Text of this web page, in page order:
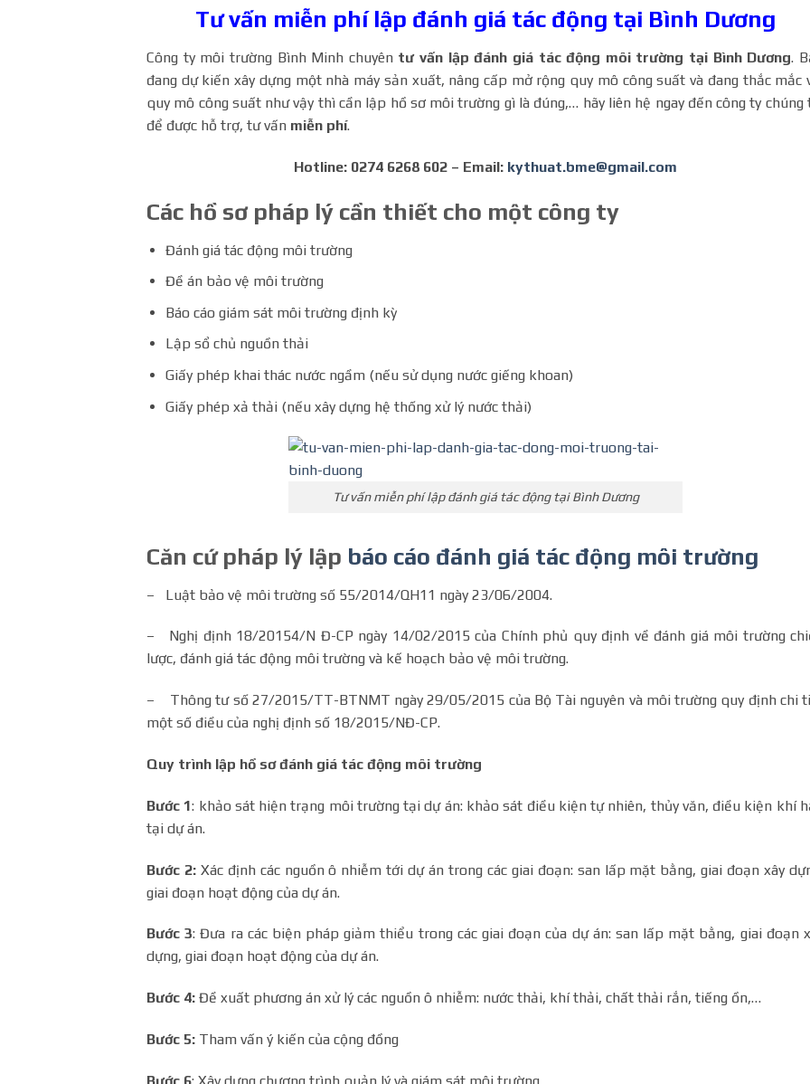
Tư vấn miễn phí lập đánh giá tác động tại Bình Dương
Công ty môi trường Bình Minh chuyên tư vấn lập đánh giá tác động môi trường tại Bình Dương.
đang dự kiến xây dựng một nhà máy sản xuất, nâng cấp mở rộng quy mô công suất và đang thắc mắc
quy mô công suất như vậy thì cần lập hồ sơ môi trường gì là đúng,… hãy liên hệ ngay đến công ty chúng
để được hỗ trợ, tư vấn miễn phí.
Hotline: 0274 6268 602 – Email: kythuat.bme@gmail.com
Các hồ sơ pháp lý cần thiết cho một công ty
Đánh giá tác động môi trường
Đề án bảo vệ môi trường
Báo cáo giám sát môi trường định kỳ
Lập sổ chủ nguồn thải
Giấy phép khai thác nước ngầm (nếu sử dụng nước giếng khoan)
Giấy phép xả thải (nếu xây dựng hệ thống xử lý nước thải)
Tư vấn miễn phí lập đánh giá tác động tại Bình Dương
Căn cứ pháp lý lập báo cáo đánh giá tác động môi trường
– Luật bảo vệ môi trường số 55/2014/QH11 ngày 23/06/2004.
– Nghị định 18/20154/N Đ-CP ngày 14/02/2015 của Chính phủ quy định về đánh giá môi trường
lược, đánh giá tác động môi trường và kế hoạch bảo vệ môi trường.
– Thông tư số 27/2015/TT-BTNMT ngày 29/05/2015 của Bộ Tài nguyên và môi trường quy định chi
một số điều của nghị định số 18/2015/NĐ-CP.
Quy trình lập hồ sơ đánh giá tác động môi trường
Bước 1: khảo sát hiện trạng môi trường tại dự án: khảo sát điều kiện tự nhiên, thủy văn, điều kiện khí
tại dự án.
Bước 2:Xác định các nguồn ô nhiễm tới dự án trong các giai đoạn: san lấp mặt bằng, giai đoạn xây
giai đoạn hoạt động của dự án.
Bước 3: Đưa ra các biện pháp giảm thiểu trong các giai đoạn của dự án: san lấp mặt bằng, giai đoạn
dựng, giai đoạn hoạt động của dự án.
Bước 4: Đề xuất phương án xử lý các nguồn ô nhiễm: nước thải, khí thải, chất thải rắn, tiếng ồn,…
Bước 5: Tham vấn ý kiến của cộng đồng